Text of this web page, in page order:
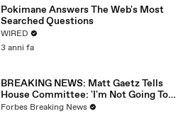
Pokimane Answers The Web's Most
Searched Questions
WIRED
3 anni fa
BREAKING NEWS: Matt Gaetz Tells
House Committee: 'I'm Not Going To
Vote For A Continuing Resolution'
Forbes Breaking News